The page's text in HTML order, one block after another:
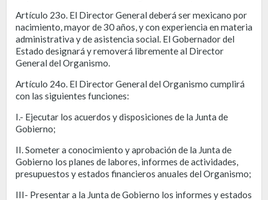
Artículo 23o. El Director General deberá ser mexicano por
nacimiento, mayor de 30 años, y con experiencia en materia
administrativa y de asistencia social. El Gobernador del
Estado designará y removerá libremente al Director
General del Organismo.
Artículo 24o. El Director General del Organismo cumplirá
con las siguientes funciones:
I.- Ejecutar los acuerdos y disposiciones de la Junta de
Gobierno;
II. Someter a conocimiento y aprobación de la Junta de
Gobierno los planes de labores, informes de actividades,
presupuestos y estados financieros anuales del Organismo;
III- Presentar a la Junta de Gobierno los informes y estados